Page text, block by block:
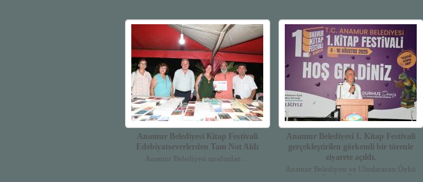
Anamur Belediyesi Kitap Festivali
Edebiyatseverlerden Tam Not Aldı
Anamur Belediyesi tarafından ...
Anamur Belediyesi 1. Kitap Festivali
gerçekleştirilen görkemli bir törenle
ziyarete açıldı.
Anamur Belediyesi ve Uluslararası Öykü
Günleri Derneği ...